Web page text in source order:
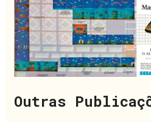
Outras